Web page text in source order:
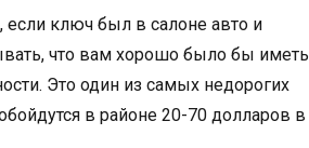
если ключ был в салоне авто и
что вам хорошо было бы иметь
Это один из самых недорогих
в районе 20-70 долларов в